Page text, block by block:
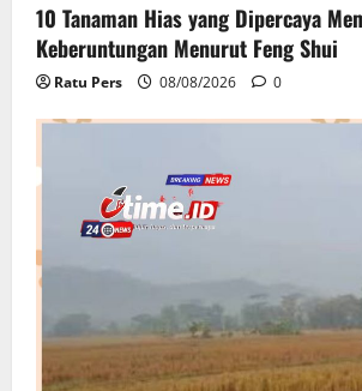
10 Tanaman Hias yang Dipercaya
Keberuntungan Menurut Feng Shui
Ratu Pers 08/08/2026 0